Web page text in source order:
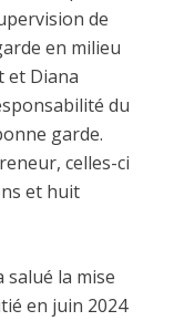
de
en milieu
et Diana
du
garde.
celles-ci
et huit
salué la mise
en juin 2024